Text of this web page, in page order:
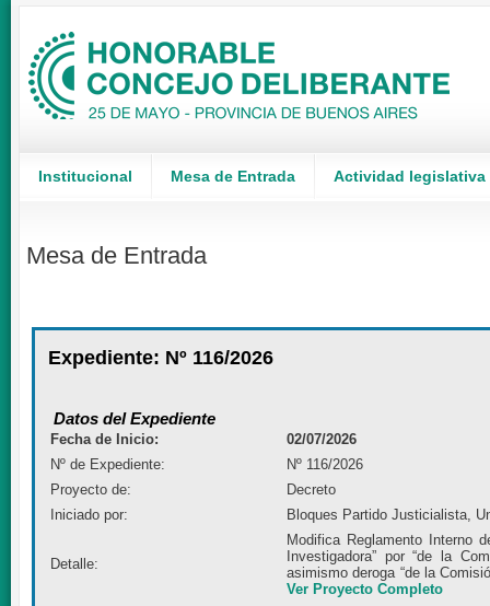
Institucional Mesa de Entrada Actividad legislativa
Mesa de Entrada
Expediente: Nº 116/2026
Datos del Expediente
Fecha de Inicio:
02/07/2026
Nº de Expediente:
Nº 116/2026
Proyecto de:
Decreto
Iniciado por:
Bloques Partido Justicialista,
Detalle:
Modifica Reglamento Interno
Investigadora” por “de la
asimismo deroga “de la
Ver Proyecto Completo